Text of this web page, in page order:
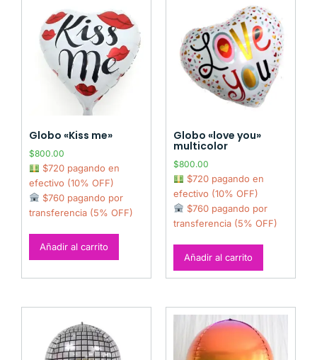
Globo «Kiss me»
$800.00
$720 pagando en
efectivo (10% OFF)
$760 pagando por
transferencia (5% OFF)
Añadir al carrito
Globo «love you»
multicolor
$800.00
$720 pagando en
efectivo (10% OFF)
$760 pagando por
transferencia (5% OFF)
Añadir al carrito